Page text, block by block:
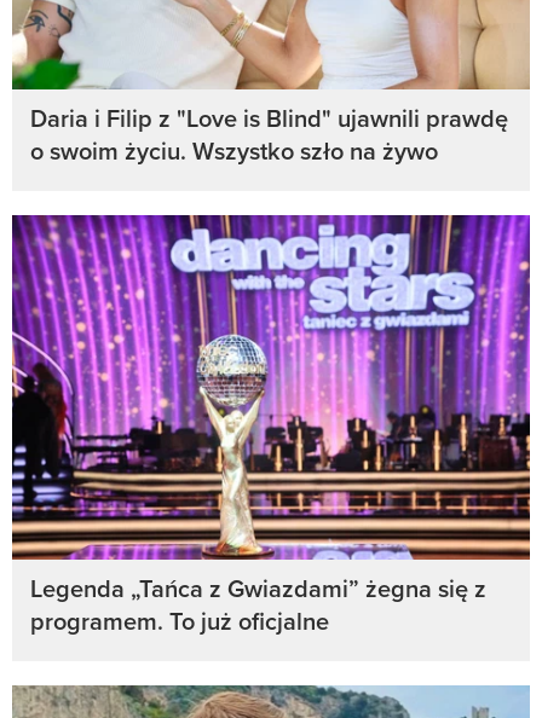
Daria i Filip z "Love is Blind" ujawnili prawdę
o swoim życiu. Wszystko szło na żywo
Legenda „Tańca z Gwiazdami” żegna się z
programem. To już oficjalne